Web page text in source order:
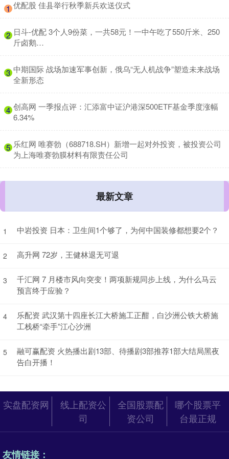
1 ​优配股 佳县举行秋季新兵欢送仪式
2 ​日斗-优配 3个人9份菜，一共58元！一中午吃了550斤米、250
斤卤鹅…
3 ​中期国际 战场加速军事创新，俄乌“无人机战争”塑造未来战场
全新形态
4 ​创高网 一季报点评：汇添富中证沪港深500ETF基金季度涨幅
6.34%
5 ​乐红网 唯赛勃（688718.SH）新增一起对外投资，被投资公司
为上海唯赛勃膜材料有限责任公司
最新文章
1 中岩投资 日本：卫生间1个够了，为何中国装修都想要2个？
2 高升网 72岁，王健林退无可退
3
千汇网 7 月楼市风向突变！两项新规同步上线，为什么马云
预言终于应验？
4
乐配资 武汉第十四座长江大桥施工正酣，白沙洲公铁大桥施
工栈桥“牵手”江心沙洲
5
融可赢配资 火热播出剧13部、待播剧3部推荐1部大结局黑夜
告白开播！
实盘配资网
线上配资公
司
全国股票配
资公司
哪个股票平
台最正规
友情链接：